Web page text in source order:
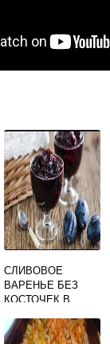
СЛИВОВОЕ
ВАРЕНЬЕ БЕЗ
КОСТОЧЕК В